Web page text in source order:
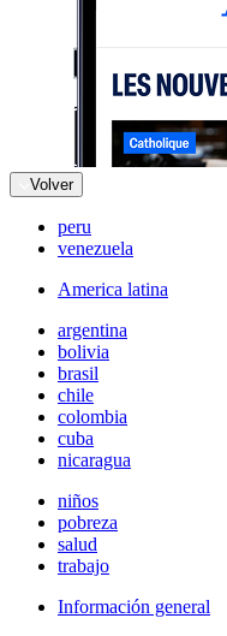
Volver
peru
venezuela
America latina
argentina
bolivia
brasil
chile
colombia
cuba
nicaragua
niños
pobreza
salud
trabajo
Información general